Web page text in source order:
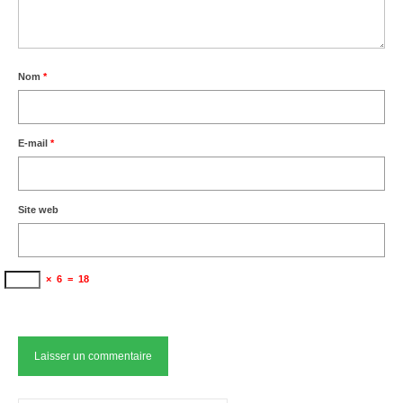
Nom *
E-mail *
Site web
× 6 = 18